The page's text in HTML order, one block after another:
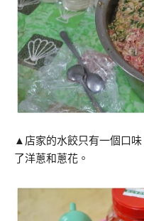
▲店家的水餃只有一個口
了洋蔥和蔥花。